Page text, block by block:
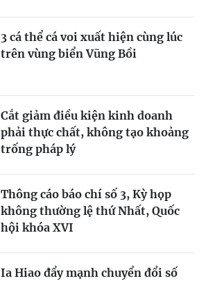
3 cá thể cá voi xuất hiện cùng lúc
trên vùng biển Vũng Bồi
Cắt giảm điều kiện kinh doanh
phải thực chất, không tạo khoảng
trống pháp lý
Thông cáo báo chí số 3, Kỳ họp
không thường lệ thứ Nhất, Quốc
hội khóa XVI
Ia Hiao đẩy mạnh chuyển đổi số